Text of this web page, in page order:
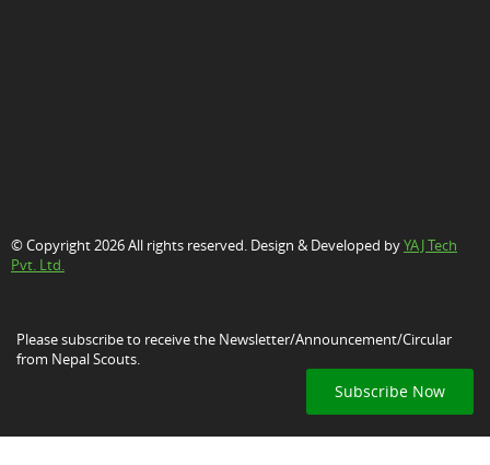
© Copyright 2026 All rights reserved. Design & Developed byYAJ Tech
Pvt. Ltd.
Please subscribe to receive the Newsletter/Announcement/Circular
from Nepal Scouts.
Subscribe Now